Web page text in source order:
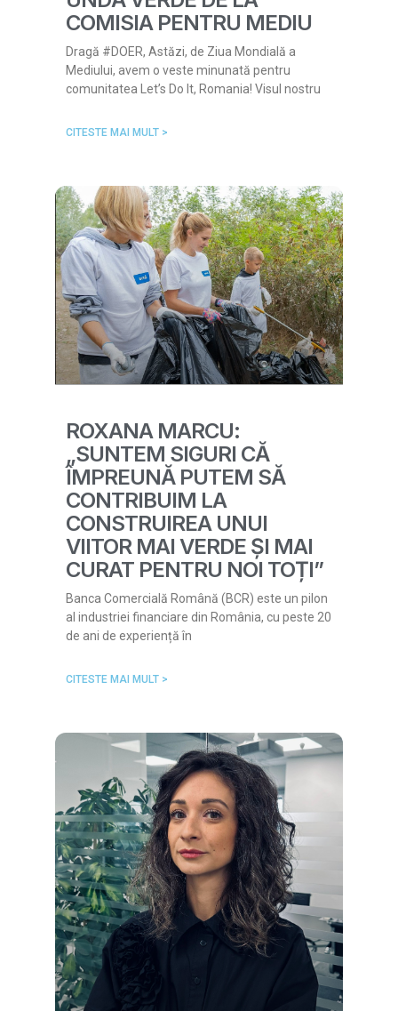
COMISIA PENTRU MEDIU
Dragă #DOER, Astăzi, de Ziua Mondială a
Mediului, avem o veste minunată pentru
comunitatea Let’s Do It, Romania! Visul nostru
CITESTE MAI MULT >
ROXANA MARCU:
„SUNTEM SIGURI CĂ
ÎMPREUNĂ PUTEM SĂ
CONTRIBUIM LA
CONSTRUIREA UNUI
VIITOR MAI VERDE ȘI MAI
CURAT PENTRU NOI TOȚI”
Banca Comercială Română (BCR) este un pilon
al industriei financiare din România, cu peste 20
de ani de experiență în
CITESTE MAI MULT >